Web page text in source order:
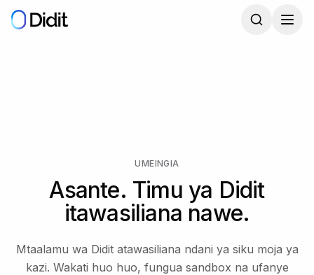
Ruka hadi maudhui makuu
UMEINGIA
Asante. Timu ya Didit
itawasiliana nawe.
Mtaalamu wa Didit atawasiliana ndani ya siku moja ya
kazi. Wakati huo huo, fungua sandbox na ufanye